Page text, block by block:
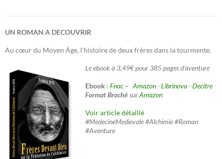
UN ROMAN A DECOUVRIR
Au cœur du Moyen Âge, l'histoire de deux frères dans la tourmente.
Le ebook à 3,49€ pour 385 pages d'aventure
Ebook : Fnac – Amazon-Librinova-Decitre
Format BrochésurAmazon
Voir article détaillé
#MedecineMedievale #Alchimie #Roman
#Aventure